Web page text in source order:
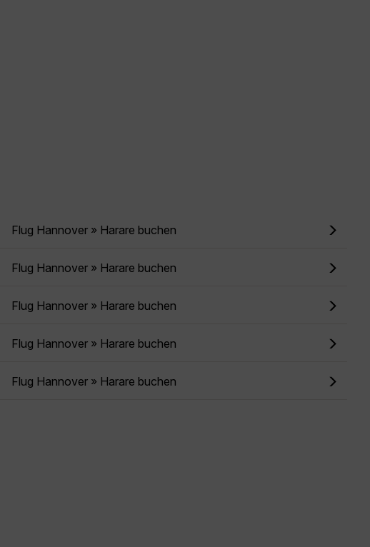
Flug Hannover » Harare buchen
Flug Hannover » Harare buchen
Flug Hannover » Harare buchen
Flug Hannover » Harare buchen
Flug Hannover » Harare buchen